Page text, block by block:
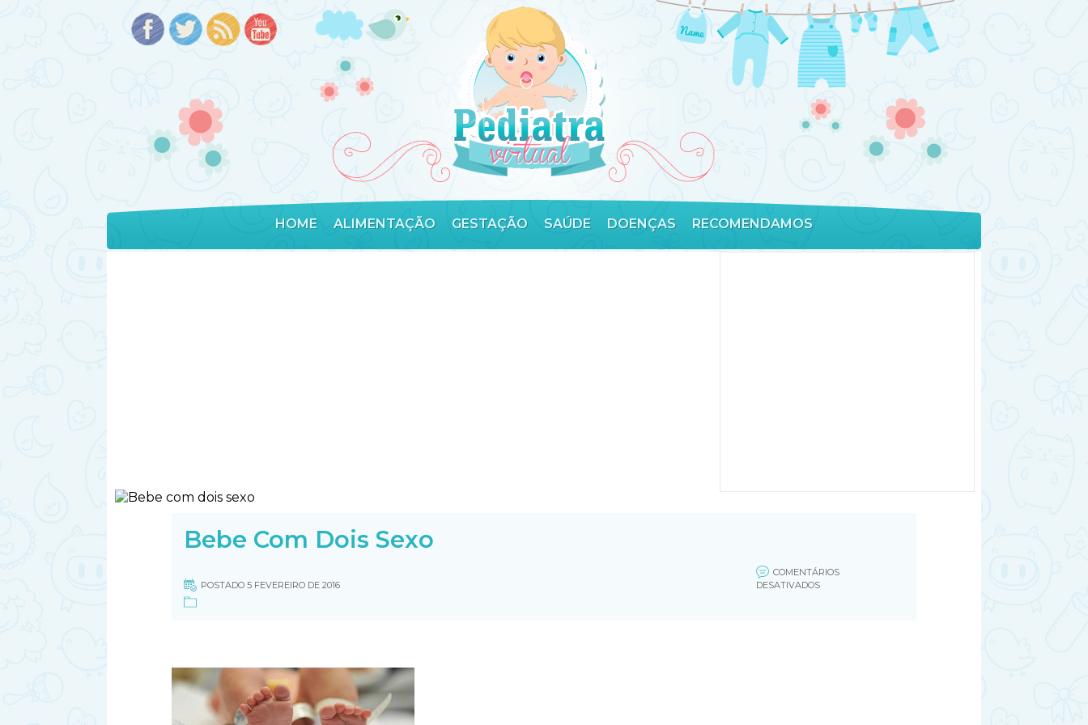
HOME ALIMENTAÇÃO GESTAÇÃO SAÚDE DOENÇAS RECOMENDAMOS
Bebe Com Dois Sexo
POSTADO 5 FEVEREIRO DE 2016
COMENTÁRIOS
DESATIVADOSEM